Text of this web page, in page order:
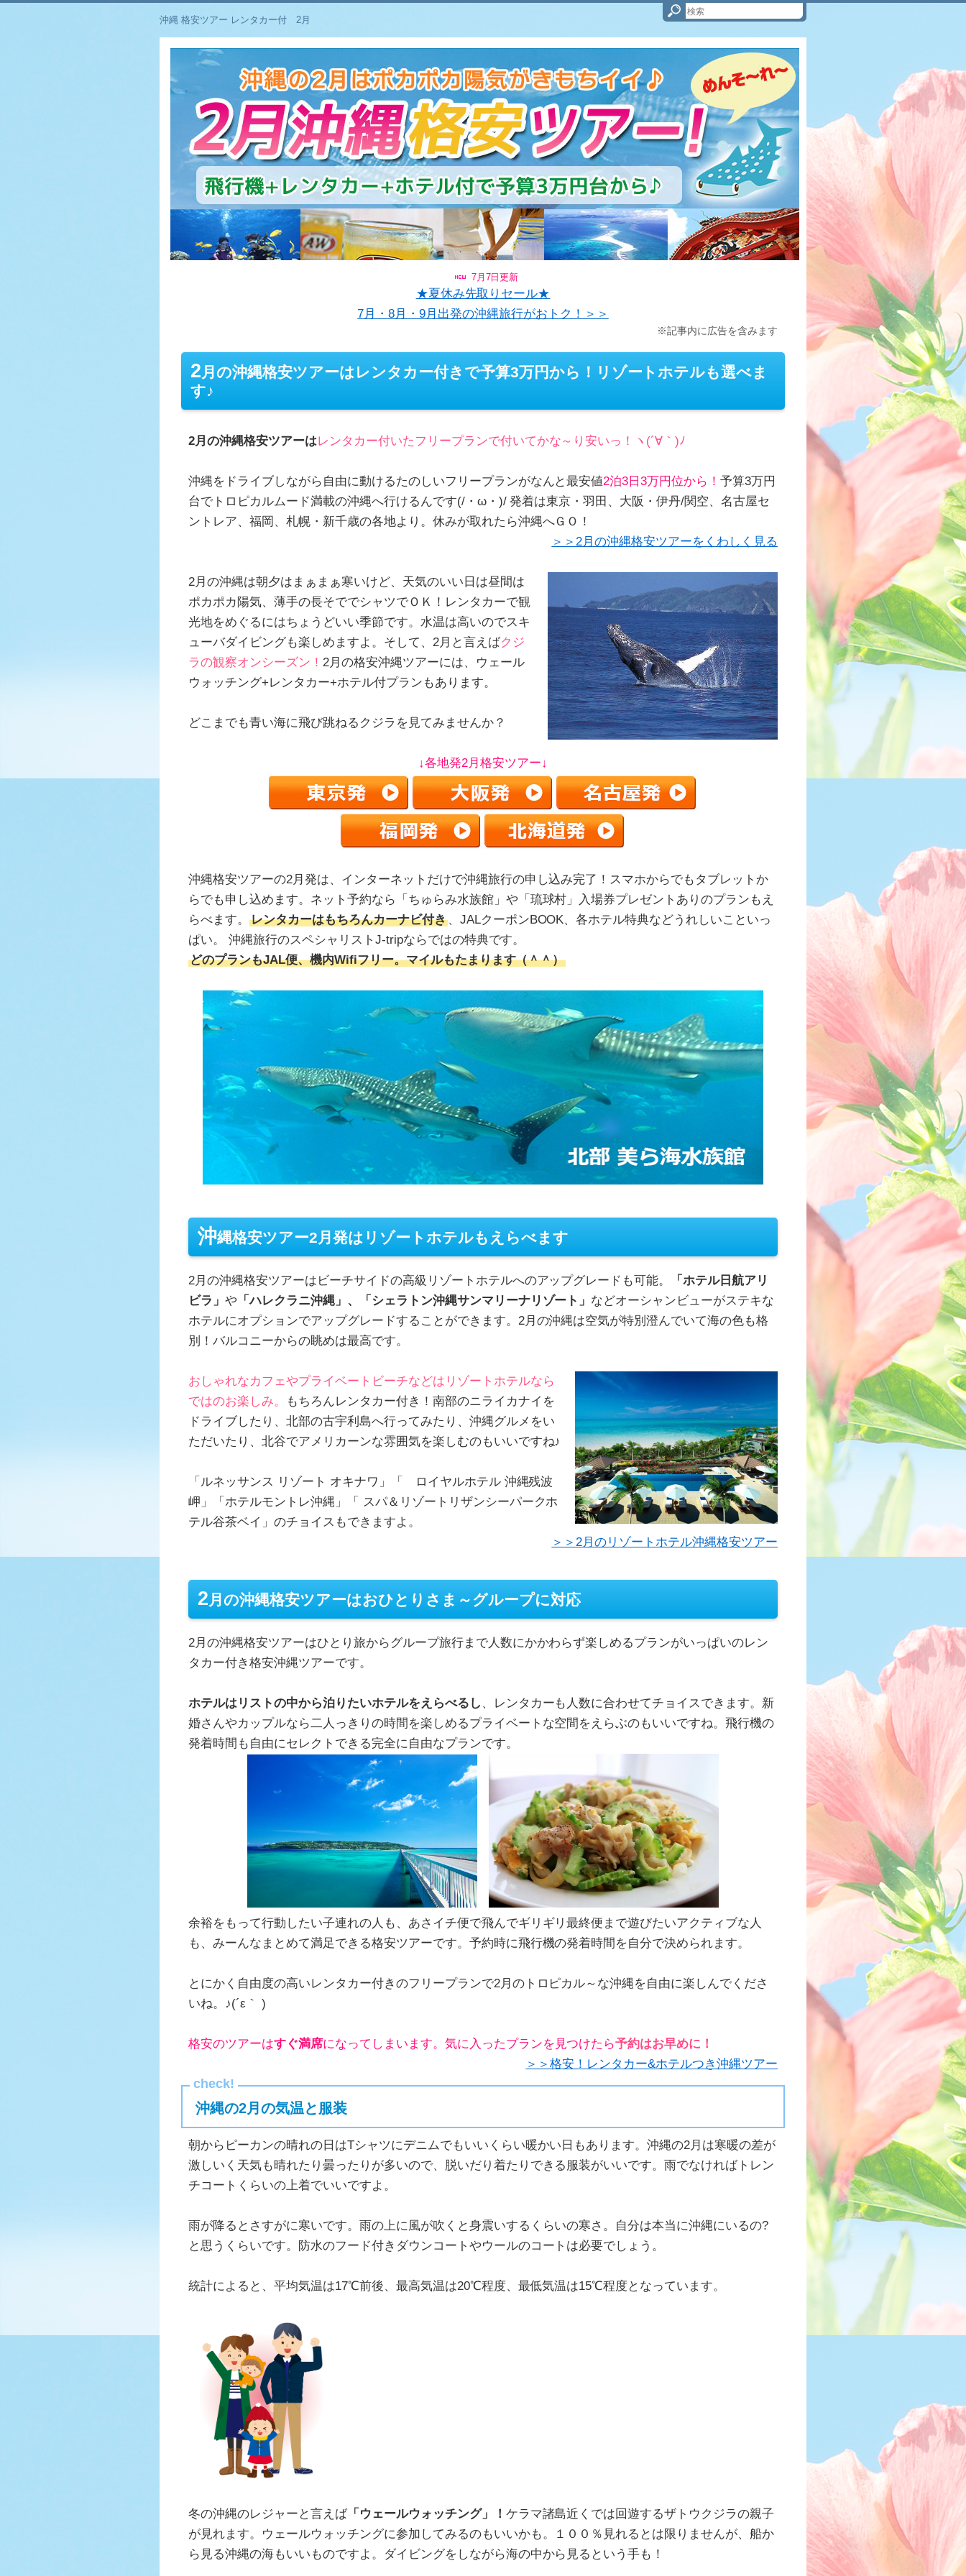
沖縄 格安ツアー レンタカー付 2月
7月7日更新
★夏休み先取りセール★
7月・8月・9月出発の沖縄旅行がおトク！＞＞
※記事内に広告を含みます
2 月の沖縄格安ツアーはレンタカー付きで予算3万円から！リゾートホテルも選べま
す♪
2月の沖縄格安ツアーはレンタカー付いたフリープランで付いてかな～り安いっ！ヽ(´∀｀)ﾉ
沖縄をドライブしながら自由に動けるたのしいフリープランがなんと最安値2泊3日3万円位から！予算3万円
台でトロピカルムード満載の沖縄へ行けるんです(/・ω・)/ 発着は東京・羽田、大阪・伊丹/関空、名古屋セ
ントレア、福岡、札幌・新千歳の各地より。休みが取れたら沖縄へＧＯ！
＞＞2月の沖縄格安ツアーをくわしく見る
2月の沖縄は朝夕はまぁまぁ寒いけど、天気のいい日は昼間は
ポカポカ陽気、薄手の長そででシャツでＯＫ！レンタカーで観
光地をめぐるにはちょうどいい季節です。水温は高いのでスキ
ューバダイビングも楽しめますよ。そして、2月と言えばクジ
ラの観察オンシーズン！ 2月の格安沖縄ツアーには、ウェール
ウォッチング+レンタカー+ホテル付プランもあります。
どこまでも青い海に飛び跳ねるクジラを見てみませんか？
↓各地発2月格安ツアー↓
沖縄格安ツアーの2月発は、インターネットだけで沖縄旅行の申し込み完了！スマホからでもタブレットか
らでも申し込めます。ネット予約なら「ちゅらみ水族館」や「琉球村」入場券プレゼントありのプランもえ
らべます。
レンタカーはもちろんカーナビ付き、JALクーポンBOOK、各ホテル特典などうれしいこといっ
ぱい。 沖縄旅行のスペシャリストJ-tripならではの特典です。
どのプランもJAL便、機内Wifiフリー。マイルもたまります（＾＾）
沖縄格安ツアー2月発はリゾートホテルもえらべます
2月の沖縄格安ツアーはビーチサイドの高級リゾートホテルへのアップグレードも可能。
「ホテル日航アリ
ビラ」 や 「ハレクラニ沖縄」、「シェラトン沖縄サンマリーナリゾート」 などオーシャンビューがステキな
ホテルにオプションでアップグレードすることができます。2月の沖縄は空気が特別澄んでいて海の色も格
別！バルコニーからの眺めは最高です。
おしゃれなカフェやプライベートビーチなどはリゾートホテルなら
ではのお楽しみ。
もちろんレンタカー付き！南部のニライカナイを
ドライブしたり、北部の古宇利島へ行ってみたり、沖縄グルメをい
ただいたり、北谷でアメリカーンな雰囲気を楽しむのもいいですね♪
「ルネッサンス リゾート オキナワ」「 ロイヤルホテル 沖縄残波
岬」「ホテルモントレ沖縄」「 スパ＆リゾートリザンシーパークホ
テル谷茶ベイ」のチョイスもできますよ。
＞＞2月のリゾートホテル沖縄格安ツアー
2 月の沖縄格安ツアーはおひとりさま～グループに対応
2月の沖縄格安ツアーはひとり旅からグループ旅行まで人数にかかわらず楽しめるプランがいっぱいのレン
タカー付き格安沖縄ツアーです。
ホテルはリストの中から泊りたいホテルをえらべるし 、レンタカーも人数に合わせてチョイスできます。新
婚さんやカップルなら二人っきりの時間を楽しめるプライベートな空間をえらぶのもいいですね。飛行機の
発着時間も自由にセレクトできる完全に自由なプランです。
余裕をもって行動したい子連れの人も、あさイチ便で飛んでギリギリ最終便まで遊びたいアクティブな人
も、みーんなまとめて満足できる格安ツアーです。予約時に飛行機の発着時間を自分で決められます。
とにかく自由度の高いレンタカー付きのフリープランで2月のトロピカル～な沖縄を自由に楽しんでくださ
いね。♪(´ε｀ )
格安のツアーはすぐ満席になってしまいます。気に入ったプランを見つけたら予約はお早めに！
＞＞格安！レンタカー&ホテルつき沖縄ツアー
沖縄の2月の気温と服装
朝からピーカンの晴れの日はTシャツにデニムでもいいくらい暖かい日もあります。沖縄の2月は寒暖の差が
激しいく天気も晴れたり曇ったりが多いので、脱いだり着たりできる服装がいいです。雨でなければトレン
チコートくらいの上着でいいですよ。
雨が降るとさすがに寒いです。雨の上に風が吹くと身震いするくらいの寒さ。自分は本当に沖縄にいるの?
と思うくらいです。防水のフード付きダウンコートやウールのコートは必要でしょう。
統計によると、平均気温は17℃前後、最高気温は20℃程度、最低気温は15℃程度となっています。
冬の沖縄のレジャーと言えば「ウェールウォッチング」！ ケラマ諸島近くでは回遊するザトウクジラの親子
が見れます。ウェールウォッチングに参加してみるのもいいかも。１００％見れるとは限りませんが、船か
ら見る沖縄の海もいいものですよ。ダイビングをしながら海の中から見るという手も！